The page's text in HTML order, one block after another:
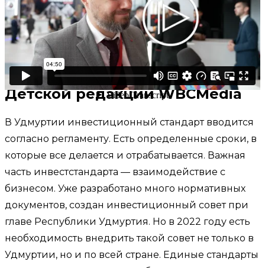
Константин Сунцов, первый
зампред Правительства
Удмуртии
Екатерина Кулакова, ведущая
Детской редакции WBCMedia
В Удмуртии инвестиционный стандарт вводится
согласно регламенту. Есть определенные сроки, в
которые все делается и отрабатывается. Важная
часть инвестстандарта — взаимодействие с
бизнесом. Уже разработано много нормативных
документов, создан инвестиционный совет при
главе Республики Удмуртия. Но в 2022 году есть
необходимость внедрить такой совет не только в
Удмуртии, но и по всей стране. Единые стандарты